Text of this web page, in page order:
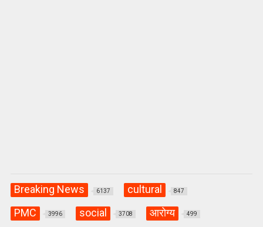
Breaking News 6137 cultural 847
PMC 3996 social 3708 आरोग्य 499